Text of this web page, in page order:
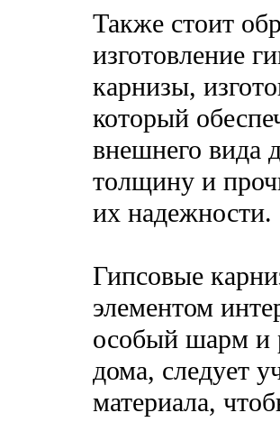
Также стоит
изготовление
карнизы,
который
внешнего вида
толщину и
их надежности.
Гипсовые
элементом
особый шарм и
дома, следует
материала,